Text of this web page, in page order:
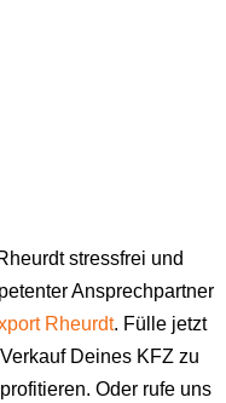
stressfrei und
Ansprechpartner
Rheurdt. Fülle jetzt
Deines KFZ zu
Oder rufe uns